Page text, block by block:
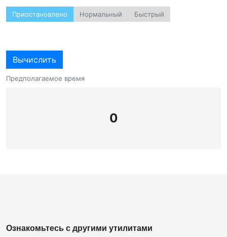
Приостановлено Нормальный Быстрый
Вычислить
Предполагаемое время
0
Ознакомьтесь с другими утилитами